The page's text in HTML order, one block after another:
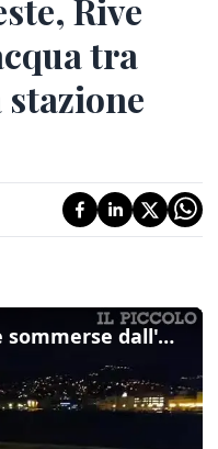
Rive
tra
stazione
Maltempo a Trieste, Rive sommerse dall'acqua tra piazza Unità e la stazione marittima